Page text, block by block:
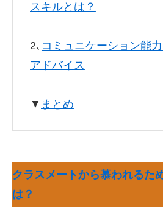
スキルとは？
2､ コミュニケーション能
アドバイス
▼ まとめ
クラスメートから慕われるた
は？